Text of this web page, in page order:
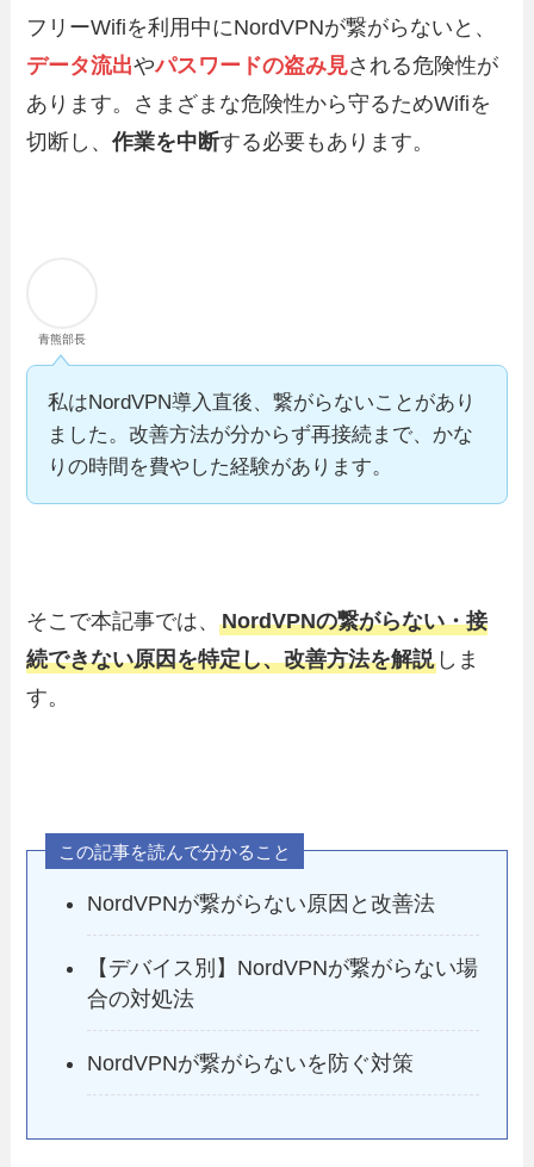
フリーWifiを利用中にNordVPNが繋がらないと、
データ流出やパスワードの盗み見される危険性が
あります。さまざまな危険性から守るためWifiを
切断し、作業を中断する必要もあります。
青熊部長
私はNordVPN導入直後、繋がらないことがあり
ました。改善方法が分からず再接続まで、かな
りの時間を費やした経験があります。
そこで本記事では、NordVPNの繋がらない・接
続できない原因を特定し、改善方法を解説 しま
す。
この記事を読んで分かること
NordVPNが繋がらない原因と改善法
【デバイス別】NordVPNが繋がらない場
合の対処法
NordVPNが繋がらないを防ぐ対策